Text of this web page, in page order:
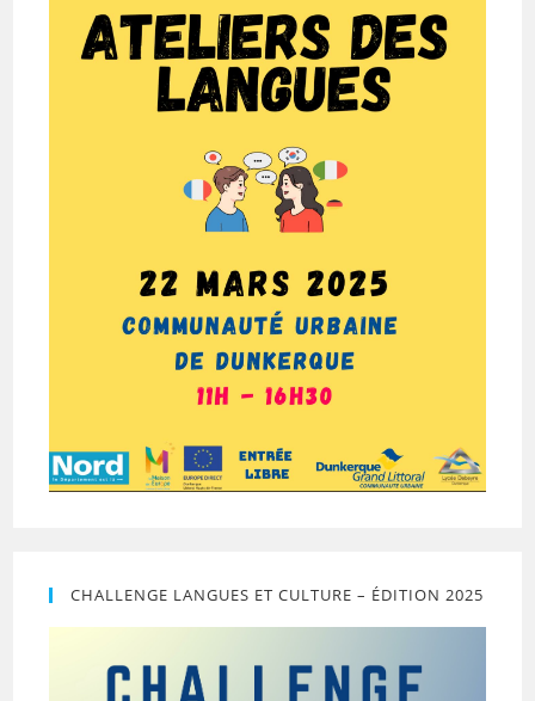
CHALLENGE LANGUES ET CULTURE – ÉDITION 2025